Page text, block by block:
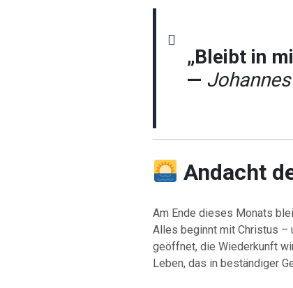
„Bleibt in
—
Andacht
Am Ende dieses Monats
Alles beginnt mit Christus –
geöffnet, die Wiederkunft
Leben, das in beständiger